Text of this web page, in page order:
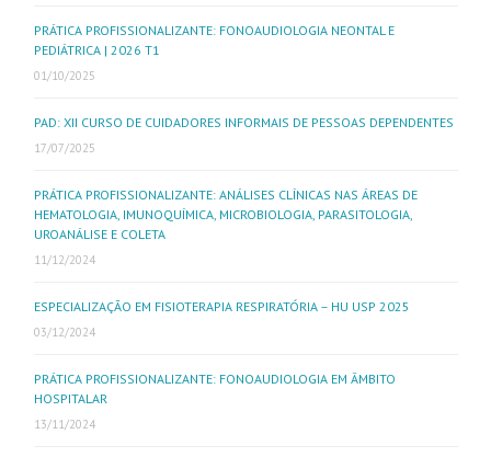
PRÁTICA PROFISSIONALIZANTE: FONOAUDIOLOGIA NEONTAL E
PEDIÁTRICA | 2026 T1
01/10/2025
PAD: XII CURSO DE CUIDADORES INFORMAIS DE PESSOAS DEPENDENTES
17/07/2025
PRÁTICA PROFISSIONALIZANTE: ANÁLISES CLÍNICAS NAS ÁREAS DE
HEMATOLOGIA, IMUNOQUÍMICA, MICROBIOLOGIA, PARASITOLOGIA,
UROANÁLISE E COLETA
11/12/2024
ESPECIALIZAÇÃO EM FISIOTERAPIA RESPIRATÓRIA – HU USP 2025
03/12/2024
PRÁTICA PROFISSIONALIZANTE: FONOAUDIOLOGIA EM ÂMBITO
HOSPITALAR
13/11/2024